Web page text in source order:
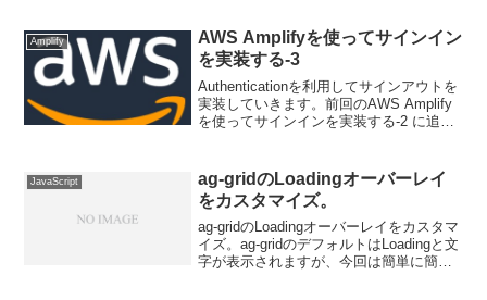
Amplify
AWS Amplifyを使ってサインイン
を実装する-3
Authenticationを利用してサインアウトを
実装していきます。前回のAWS Amplify
を使ってサインインを実装する-2 に追加
JavaScript
ag-gridのLoadingオーバーレイ
をカスタマイズ。
ag-gridのLoadingオーバーレイをカスタマ
イズ。ag-gridのデフォルトはLoadingと文
字が表示されますが、今回は簡単に簡単